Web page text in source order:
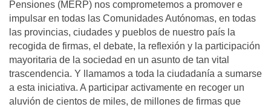
Pensiones (MERP) nos comprometemos a promover e
impulsar en todas las Comunidades Autónomas, en todas
las provincias, ciudades y pueblos de nuestro país la
recogida de firmas, el debate, la reflexión y la participación
mayoritaria de la sociedad en un asunto de tan vital
trascendencia. Y llamamos a toda la ciudadanía a sumarse
a esta iniciativa. A participar activamente en recoger un
aluvión de cientos de miles, de millones de firmas que